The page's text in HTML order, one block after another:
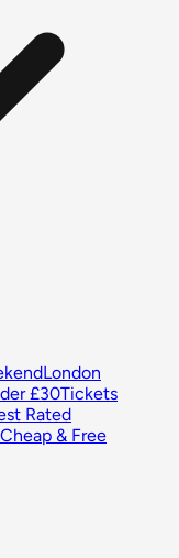
London
£30Tickets
Rated
Cheap & Free